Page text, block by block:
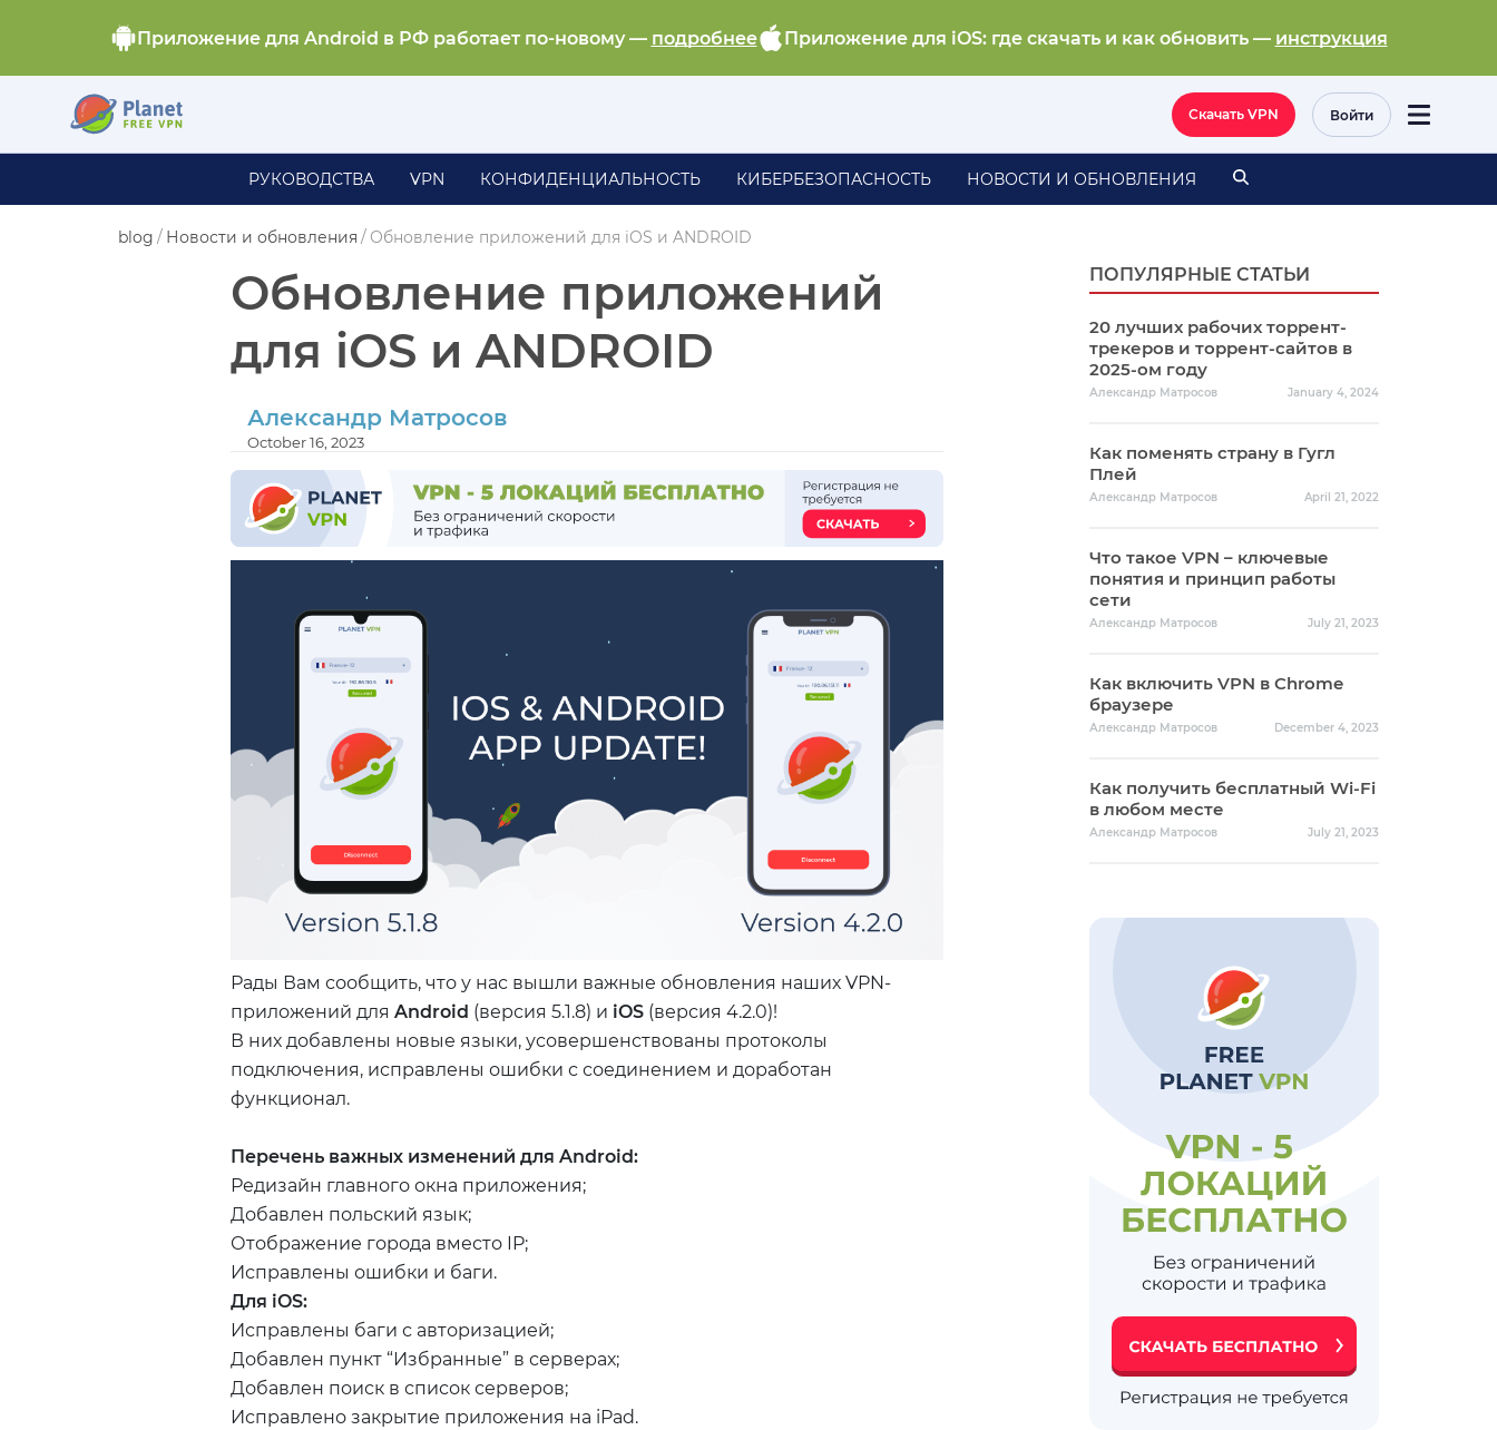
Приложение для Android в РФ работает по-новому — подробнее Приложение для iOS: где скачать и как обновить — инструкция
Скачать VPN Войти
РУКОВОДСТВА VPN КОНФИДЕНЦИАЛЬНОСТЬ КИБЕРБЕЗОПАСНОСТЬ НОВОСТИ И ОБНОВЛЕНИЯ
blog / Новости и обновления / Обновление приложений для iOS и ANDROID
Обновление приложений
для iOS и ANDROID
Александр Матросов
October 16, 2023
Рады Вам сообщить, что у нас вышли важные обновления наших VPN-
приложений для Android (версия 5.1.8) и iOS(версия 4.2.0)!
В них добавлены новые языки, усовершенствованы протоколы
подключения, исправлены ошибки с соединением и доработан
функционал.
Перечень важных изменений для Android:
Редизайн главного окна приложения;
Добавлен польский язык;
Отображение города вместо IP;
Исправлены ошибки и баги.
Для iOS:
Исправлены баги с авторизацией;
Добавлен пункт “Избранные” в серверах;
Добавлен поиск в список серверов;
Исправлено закрытие приложения на iPad.
ПОПУЛЯРНЫЕ СТАТЬИ
20 лучших рабочих торрент-
трекеров и торрент-сайтов в
2025-ом году
Александр Матросов January 4, 2024
Как поменять страну в Гугл
Плей
Александр Матросов April 21, 2022
Что такое VPN – ключевые
понятия и принцип работы
сети
Александр Матросов July 21, 2023
Как включить VPN в Chrome
браузере
Александр Матросов December 4, 2023
Как получить бесплатный Wi-Fi
в любом месте
Александр Матросов July 21, 2023